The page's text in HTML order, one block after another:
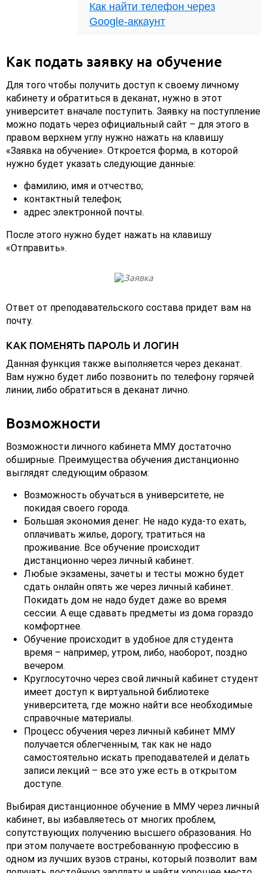
Как найти телефон через
Google-аккаунт
Как подать заявку на обучение
Для того чтобы получить доступ к своему личному
кабинету и обратиться в деканат, нужно в этот
университет вначале поступить. Заявку на поступление
можно подать через официальный сайт – для этого в
правом верхнем углу нужно нажать на клавишу
«Заявка на обучение». Откроется форма, в которой
нужно будет указать следующие данные:
фамилию, имя и отчество;
контактный телефон;
адрес электронной почты.
После этого нужно будет нажать на клавишу
«Отправить».
Ответ от преподавательского состава придет вам на
почту.
КАК ПОМЕНЯТЬ ПАРОЛЬ И ЛОГИН
Данная функция также выполняется через деканат.
Вам нужно будет либо позвонить по телефону горячей
линии, либо обратиться в деканат лично.
Возможности
Возможности личного кабинета ММУ достаточно
обширные. Преимущества обучения дистанционно
выглядят следующим образом:
Возможность обучаться в университете, не
покидая своего города.
Большая экономия денег. Не надо куда-то ехать,
оплачивать жилье, дорогу, тратиться на
проживание. Все обучение происходит
дистанционно через личный кабинет.
Любые экзамены, зачеты и тесты можно будет
сдать онлайн опять же через личный кабинет.
Покидать дом не надо будет даже во время
сессии. А еще сдавать предметы из дома гораздо
комфортнее.
Обучение происходит в удобное для студента
время – например, утром, либо, наоборот, поздно
вечером.
Круглосуточно через свой личный кабинет студент
имеет доступ к виртуальной библиотеке
университета, где можно найти все необходимые
справочные материалы.
Процесс обучения через личный кабинет ММУ
получается облегченным, так как не надо
самостоятельно искать преподавателей и делать
записи лекций – все это уже есть в открытом
доступе.
Выбирая дистанционное обучение в ММУ через личный
кабинет, вы избавляетесь от многих проблем,
сопутствующих получению высшего образования. Но
при этом получаете востребованную профессию в
одном из лучших вузов страны, который позволит вам